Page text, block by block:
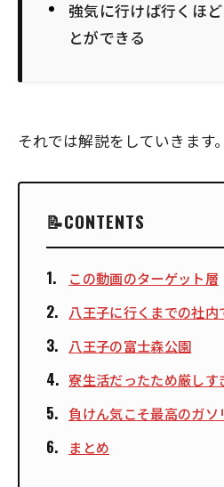
強気に行けば行くほ
とができる
それでは解説をしていきます。
CONTENTS
この動画のターゲット層
八王子に行くまでの社内
八王子の富士森公園
寮生活だったため厳しす
負けん気こそ最高のガソ
まとめ